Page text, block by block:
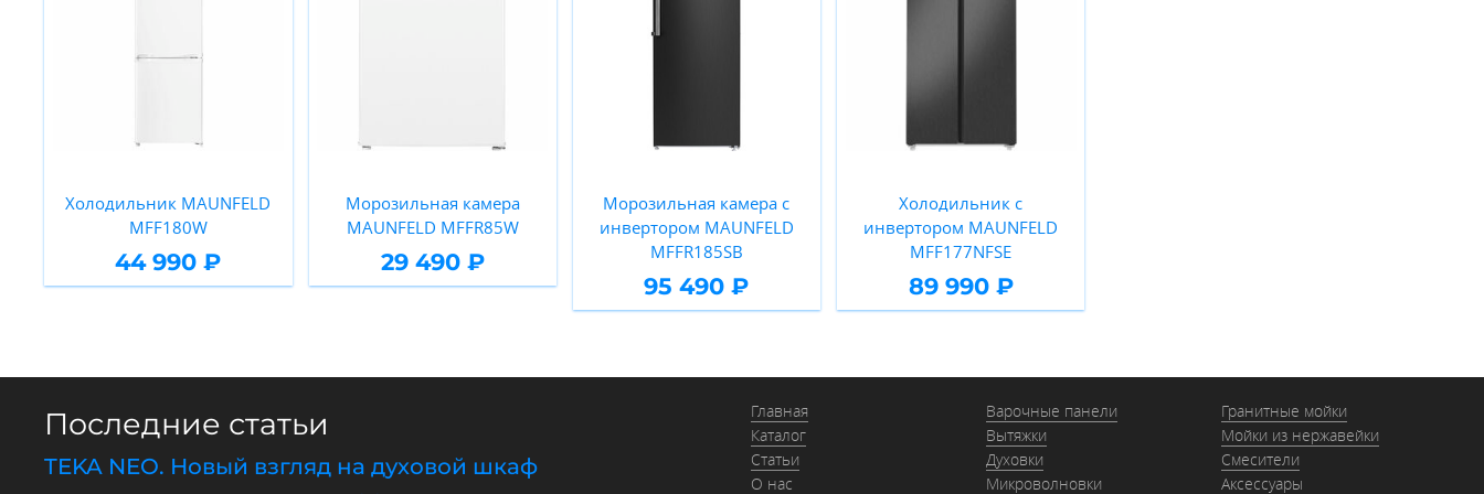
Холодильник MAUNFELD
MFF180W
44 990 ₽
Морозильная камера
MAUNFELD MFFR85W
29 490 ₽
Морозильная камера с
инвертором MAUNFELD
MFFR185SB
95 490 ₽
Холодильник с
инвертором MAUNFELD
MFF177NFSE
89 990 ₽
Последние статьи
TEKA NEO. Новый взгляд на духовой шкаф
Главная
Каталог
Статьи
О нас
Варочные панели
Вытяжки
Духовки
Микроволновки
Гранитные мойки
Мойки из нержавейки
Смесители
Аксессуары